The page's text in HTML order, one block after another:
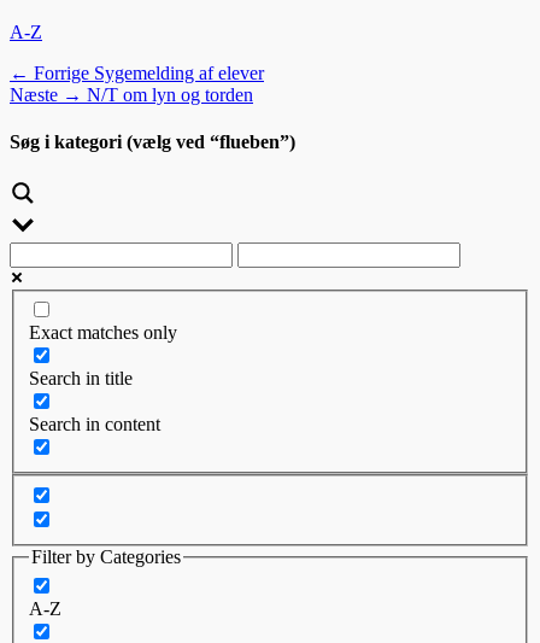
kategorier
A-Z
Indlægsnavigation
← Forrige Forrige
indlæg:
Sygemelding af elever
Næste → Næste
N/T om lyn og torden
Søg i kategori (vælg ved “flueben”)
Exact matches only
Search in title
Search in content
Filter by Categories
A-Z